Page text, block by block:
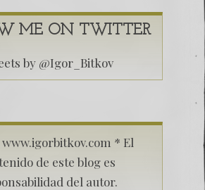
ME ON TWITTER
by @Igor_Bitkov
* El
de este blog es
del autor.